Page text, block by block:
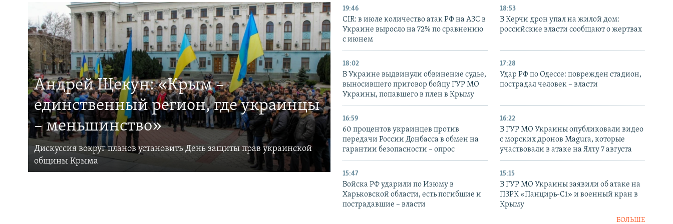
Андрей Щекун: «Крым –
единственный регион, где украинцы
– меньшинство»
Дискуссия вокруг планов установить День защиты прав украинской
общины Крыма
19:46
CIR: в июле количество атак РФ на АЗС в
Украине выросло на 72% по сравнению
с июнем
18:53
В Керчи дрон упал на жилой дом:
российские власти сообщают о жертвах
18:02
В Украине выдвинули обвинение судье,
выносившего приговор бойцу ГУР МО
Украины, попавшего в плен в Крыму
17:28
Удар РФ по Одессе: поврежден стадион,
пострадал человек – власти
16:59
60 процентов украинцев против
передачи России Донбасса в обмен на
гарантии безопасности – опрос
16:22
В ГУР МО Украины опубликовали видео
с морских дронов Magura, которые
участвовали в атаке на Ялту 7 августа
15:47
Войска РФ ударили по Изюму в
Харьковской области, есть погибшие и
пострадавшие – власти
15:15
В ГУР МО Украины заявили об атаке на
ПЗРК «Панцирь-С1» и военный кран в
Крыму
БОЛЬШЕ